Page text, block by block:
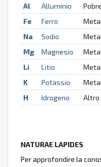
Al
Alluminio
Fe
Ferro
Na
Sodio
Mg
Magnesio
Li
Litio
K
Potassio
H
Idrogeno Altro
NATURAE LAPIDES
Per approfondire la